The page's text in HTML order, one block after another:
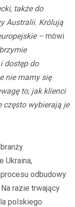
także do
Australii. Królują
– mówi
dostęp do
nie mamy się
to, jak klienci
często wybierają je
Ukraina,
odbudowy
razie trwający
polskiego